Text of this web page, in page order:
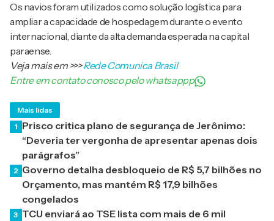
Os navios foram utilizados como solução logística para
ampliar a capacidade de hospedagem durante o evento
internacional, diante da alta demanda esperada na capital
paraense.
Veja mais em>>>Rede Comunica Brasil
Entre em contato conosco pelo whatsappp
Mais lidas
1 Prisco critica plano de segurança de Jerônimo:
“Deveria ter vergonha de apresentar apenas dois
parágrafos”
2 Governo detalha desbloqueio de R$ 5,7 bilhões no
Orçamento, mas mantém R$ 17,9 bilhões
congelados
3 TCU enviará ao TSE lista com mais de 6 mil